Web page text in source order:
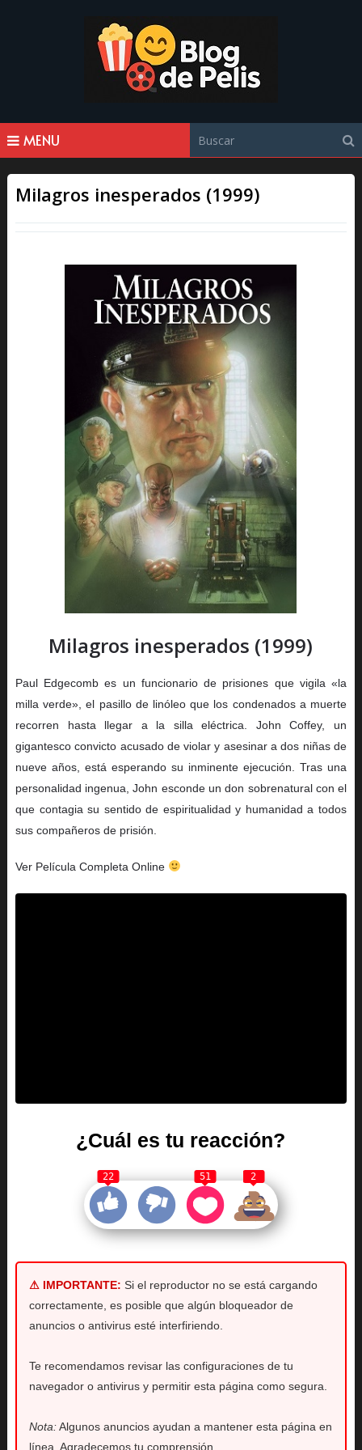
MENU
Milagros inesperados (1999)
Milagros inesperados (1999)
Paul Edgecomb es un funcionario de prisiones que vigila «la
milla verde», el pasillo de linóleo que los condenados a muerte
recorren hasta llegar a la silla eléctrica. John Coffey, un
gigantesco convicto acusado de violar y asesinar a dos niñas de
nueve años, está esperando su inminente ejecución. Tras una
personalidad ingenua, John esconde un don sobrenatural con el
que contagia su sentido de espiritualidad y humanidad a todos
sus compañeros de prisión.
Ver Película Completa Online
¿Cuál es tu reacción?
22 51 2
⚠ IMPORTANTE: Si el reproductor no se está cargando
correctamente, es posible que algún bloqueador de
anuncios o antivirus esté interfiriendo.
Te recomendamos revisar las configuraciones de tu
navegador o antivirus y permitir esta página como segura.
Nota:Algunos anuncios ayudan a mantener esta página en
línea. Agradecemos tu comprensión.